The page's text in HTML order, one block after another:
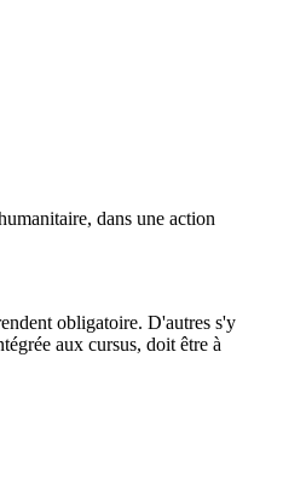
dans une action
obligatoire. D'autres s'y
aux cursus, doit être à